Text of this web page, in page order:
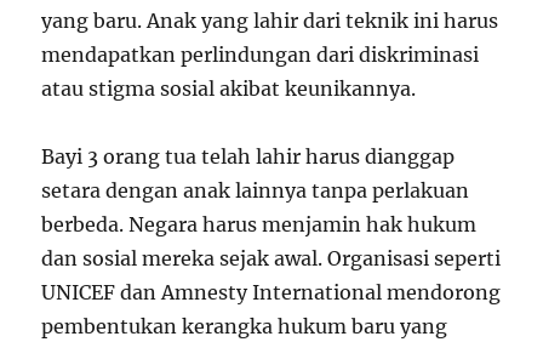
yang baru. Anak yang lahir dari teknik ini harus
mendapatkan perlindungan dari diskriminasi
atau stigma sosial akibat keunikannya.
Bayi 3 orang tua telah lahir harus dianggap
setara dengan anak lainnya tanpa perlakuan
berbeda. Negara harus menjamin hak hukum
dan sosial mereka sejak awal. Organisasi seperti
UNICEF dan Amnesty International mendorong
pembentukan kerangka hukum baru yang